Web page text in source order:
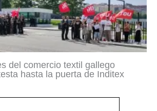
del comercio textil gallego
hasta la puerta de Inditex